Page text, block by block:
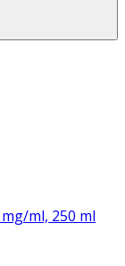
ml, 250 ml